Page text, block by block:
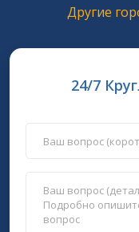
Другие
24/7